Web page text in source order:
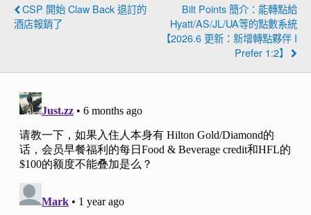
CSP 開始 Claw Back 退訂的
酒店報銷了
Bilt Points 簡介：能轉點給
Hyatt/AS/JL/UA等的點數系統
【2026.6 更新：新增轉點夥伴 I
Prefer 1:2】